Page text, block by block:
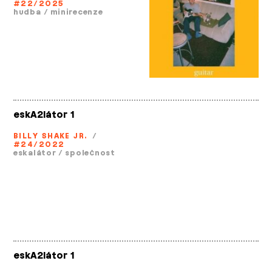
#22/2025
hudba / minirecenze
eskA2látor 1
BILLY SHAKE JR.
/
#24/2022
eskalátor / společnost
eskA2látor 1